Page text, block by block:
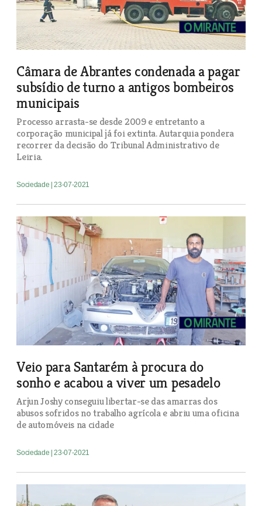
Câmara de Abrantes condenada a pagar
subsídio de turno a antigos bombeiros
municipais
Processo arrasta-se desde 2009 e entretanto a
corporação municipal já foi extinta. Autarquia pondera
recorrer da decisão do Tribunal Administrativo de
Leiria.
Sociedade | 23-07-2021
Veio para Santarém à procura do
sonho e acabou a viver um pesadelo
Arjun Joshy conseguiu libertar-se das amarras dos
abusos sofridos no trabalho agrícola e abriu uma oficina
de automóveis na cidade
Sociedade | 23-07-2021